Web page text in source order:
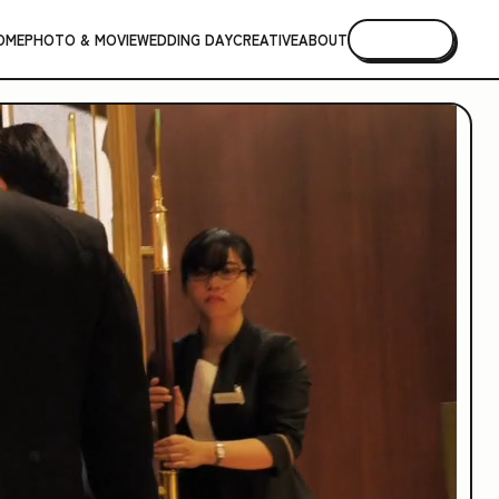
PHOTO & MOVIEWEDDING DAYCREATIVEABOUT